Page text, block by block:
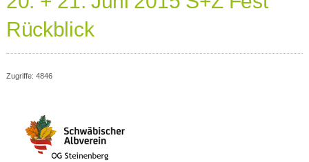
Rückblick
Zugriffe: 4846